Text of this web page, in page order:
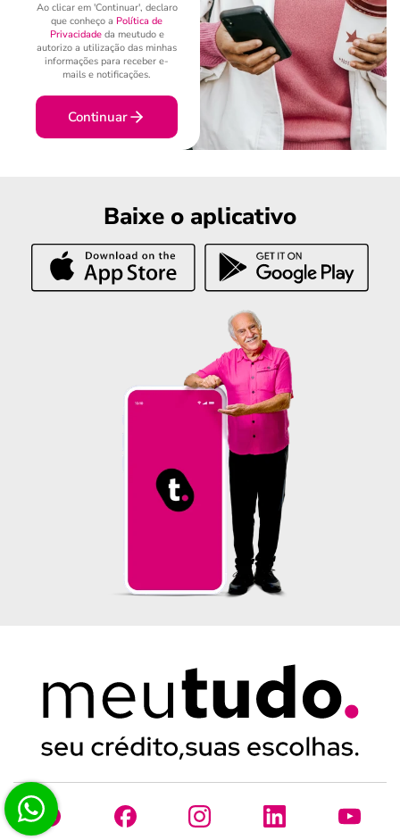
Ao clicar em 'Continuar', declaro
que conheço a Política de
Privacidadeda meutudo e
autorizo a utilização das minhas
informações para receber e-
mails e notificações.
Continuar
Baixe o aplicativo